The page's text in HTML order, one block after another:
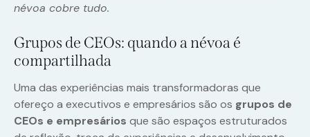
névoa cobre tudo.
Grupos de CEOs: quando a névoa é
compartilhada
Uma das experiências mais transformadoras que
ofereço a executivos e empresários são os grupos de
CEOs e empresários que são espaços estruturados